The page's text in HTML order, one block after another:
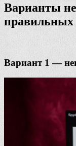
Варианты
правильных
Вариант 1 —